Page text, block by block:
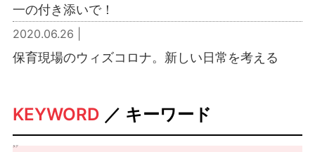
一の付き添いで！
2020.06.26 |
保育現場のウィズコロナ。新しい日常を考える
KEYWORD ／ キーワード
タグ